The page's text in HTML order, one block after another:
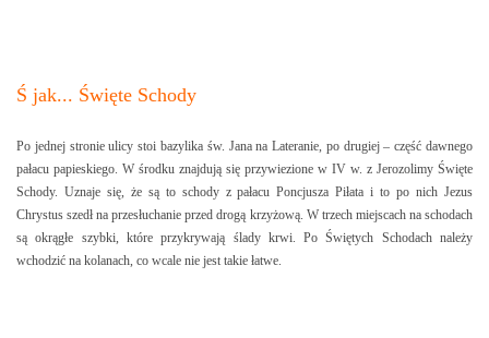
Ś jak... Święte Schody
Po jednej stronie ulicy stoi bazylika św. Jana na Lateranie, po drugiej – część dawnego
pałacu papieskiego. W środku znajdują się przywiezione w IV w. z Jerozolimy Święte
Schody. Uznaje się, że są to schody z pałacu Poncjusza Piłata i to po nich Jezus
Chrystus szedł na przesłuchanie przed drogą krzyżową. W trzech miejscach na schodach
są okrągłe szybki, które przykrywają ślady krwi. Po Świętych Schodach należy
wchodzić na kolanach, co wcale nie jest takie łatwe.